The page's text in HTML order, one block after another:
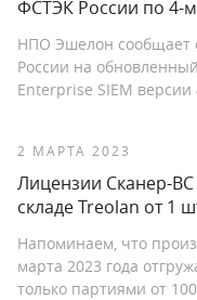
ФСТЭК России по 4-
НПО Эшелон сообщает
России на
Enterprise SIEM версии
2 МАРТА 2023
Лицензии Сканер-ВС
складе Treolan от 1
Напоминаем, что
марта 2023 года
только партиями от